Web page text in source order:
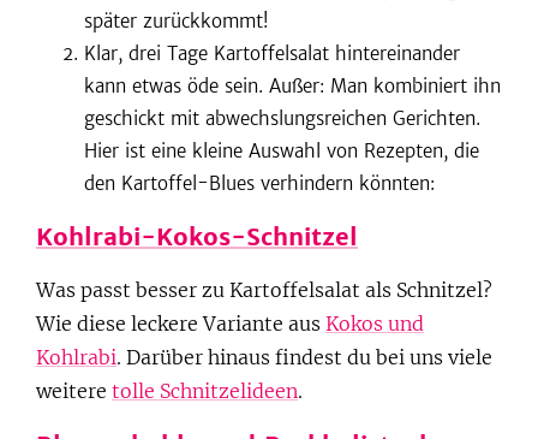
später zurückkommt!
Klar, drei Tage Kartoffelsalat hintereinander
kann etwas öde sein. Außer: Man kombiniert ihn
geschickt mit abwechslungsreichen Gerichten.
Hier ist eine kleine Auswahl von Rezepten, die
den Kartoffel-Blues verhindern könnten:
Kohlrabi-Kokos-Schnitzel
Was passt besser zu Kartoffelsalat als Schnitzel?
Wie diese leckere Variante aus Kokos und
Kohlrabi. Darüber hinaus findest du bei uns viele
weitere tolle Schnitzelideen.